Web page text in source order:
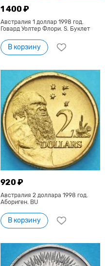
1 400 ₽
Австралия 1 доллар 1998 год.
Говард Уолтер Флори. S. Буклет
В корзину
920 ₽
Австралия 2 доллара 1998 год.
Абориген. BU
В корзину